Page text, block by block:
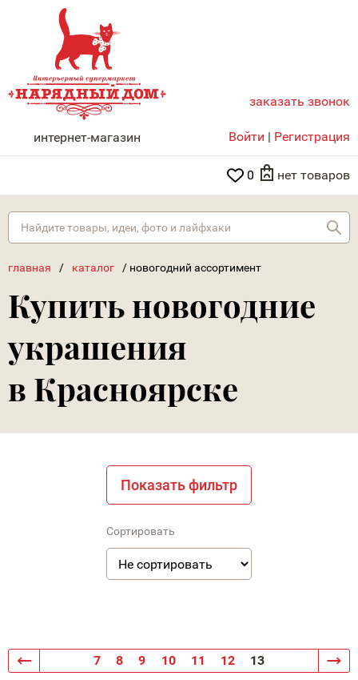
НАРЯДНЫЙ ДОМ
интернет-магазин
заказать звонок
Войти | Регистрация
0 нет товаров
главная / каталог / новогодний ассортимент
Купить новогодние
украшения
в Красноярске
7 8 9 10 11 12 13
Показать фильтр
Сортировать